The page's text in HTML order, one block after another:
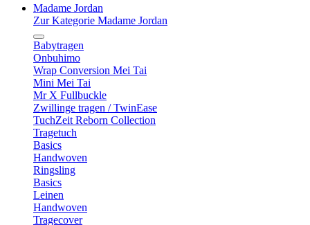
Madame Jordan
Zur Kategorie Madame Jordan
Babytragen
Onbuhimo
Wrap Conversion Mei Tai
Mini Mei Tai
Mr X Fullbuckle
Zwillinge tragen / TwinEase
TuchZeit Reborn Collection
Tragetuch
Basics
Handwoven
Ringsling
Basics
Leinen
Handwoven
Tragecover